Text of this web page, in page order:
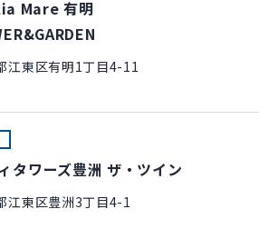
Mare 有明
江東区有明1丁目4-11
タワーズ豊洲 ザ・ツイン
江東区豊洲3丁目4-1